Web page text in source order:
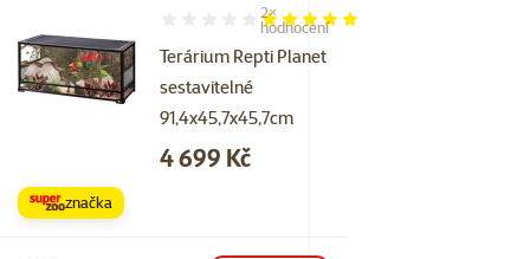
Terárium Repti Planet
sestavitelné
91,4x45,7x45,7cm
Hodnocení 100%, počet hodnocení: 2
2×
hodnocení
Cena
4 699 Kč
značka